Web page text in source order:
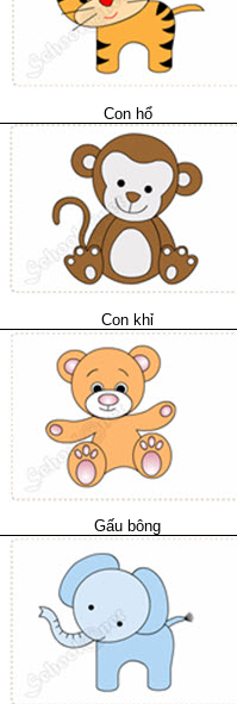
Con hổ
Con khỉ
Gấu bông